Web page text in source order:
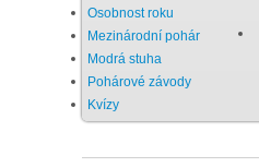
Osobnost roku
Mezinárodní pohár
Modrá stuha
Pohárové závody
Kvízy